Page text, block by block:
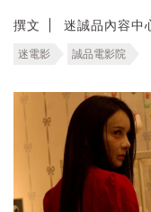
撰文 迷誠品內容中
迷電影 誠品電影院